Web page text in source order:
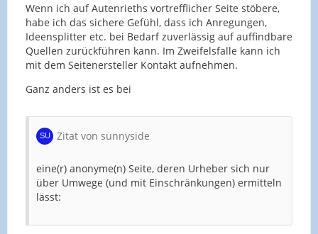
Wenn ich auf Autenrieths vortrefflicher Seite stöbere,
habe ich das sichere Gefühl, dass ich Anregungen,
Ideensplitter etc. bei Bedarf zuverlässig auf auffindbare
Quellen zurückführen kann. Im Zweifelsfalle kann ich
mit dem Seitenersteller Kontakt aufnehmen.
Ganz anders ist es bei
Zitat von sunnyside
eine(r) anonyme(n) Seite, deren Urheber sich nur
über Umwege (und mit Einschränkungen) ermitteln
lässt: